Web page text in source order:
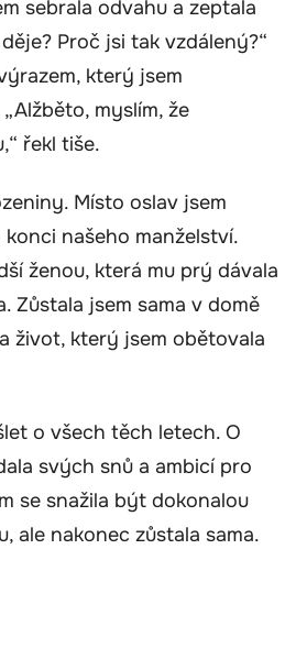
sebrala odvahu a zeptala
Proč jsi tak vzdálený?“
který jsem
myslím, že
řekl tiše.
Místo oslav jsem
našeho manželství.
ženou, která mu prý dávala
Zůstala jsem sama v domě
život, který jsem obětovala
o všech těch letech. O
svých snů a ambicí pro
se snažila být dokonalou
ale nakonec zůstala sama.